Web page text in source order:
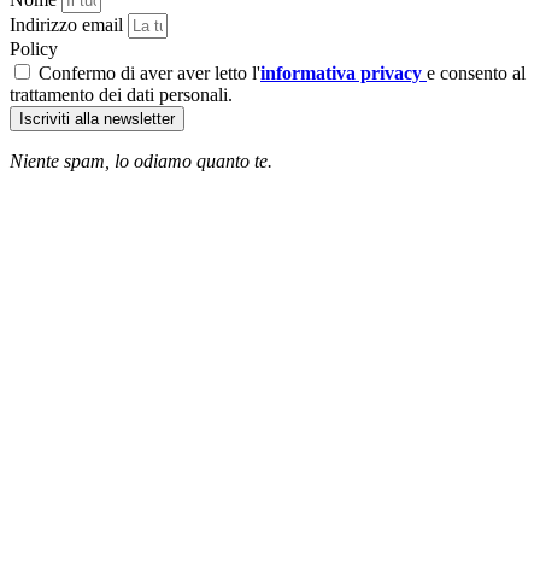
Indirizzo email
Policy
Confermo di aver aver letto l'informativa privacy e consento al
trattamento dei dati personali.
Iscriviti alla newsletter
Niente spam, lo odiamo quanto te.